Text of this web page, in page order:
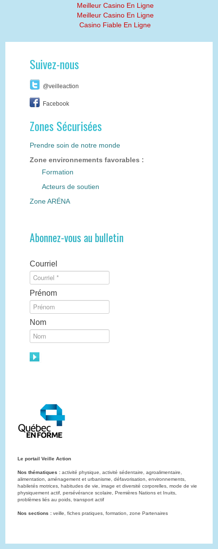
Meilleur Casino En Ligne
Meilleur Casino En Ligne
Casino Fiable En Ligne
Suivez-nous
@veilleaction
Facebook
Zones Sécurisées
Prendre soin de notre monde
Zone environnements favorables :
Formation
Acteurs de soutien
Zone ARÉNA
Abonnez-vous au bulletin
Courriel
Prénom
Nom
Le portail Veille Action
Nos thématiques : activité physique, activité sédentaire, agroalimentaire,
alimentation, aménagement et urbanisme, défavorisation, environnements,
habiletés motrices, habitudes de vie, image et diversité corporelles, mode de vie
physiquement actif, persévérance scolaire, Premières Nations et Inuits,
problèmes liés au poids, transport actif
Nos sections : veille, fiches pratiques, formation, zone Partenaires